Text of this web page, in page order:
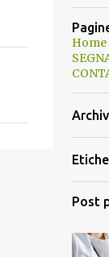
Home
Post